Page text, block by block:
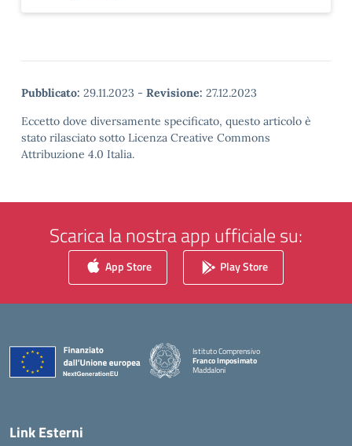
Pubblicato: 29.11.2023 - Revisione: 27.12.2023
Eccetto dove diversamente specificato, questo articolo è
stato rilasciato sotto Licenza Creative Commons
Attribuzione 4.0 Italia.
Scarica la nostra app ufficiale su:
App Store Play Store
Istituto Comprensivo
Franco Imposimato
Maddaloni
Link Esterni